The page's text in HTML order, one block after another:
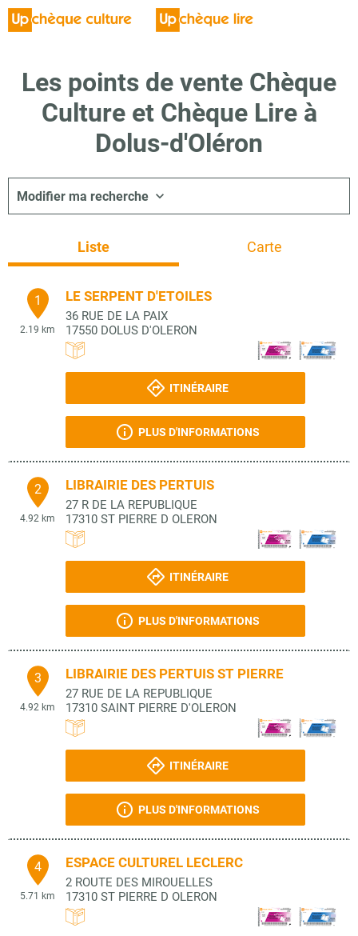
Les points de vente Chèque
Culture et Chèque Lire à
Dolus-d'Oléron
Modifier ma recherche
Liste Carte
1
2.19 km
LE SERPENT D'ETOILES
36 RUE DE LA PAIX
17550 DOLUS D'OLERON
ITINÉRAIRE
PLUS D'INFORMATIONS
2
4.92 km
LIBRAIRIE DES PERTUIS
27 R DE LA REPUBLIQUE
17310 ST PIERRE D OLERON
ITINÉRAIRE
PLUS D'INFORMATIONS
3
4.92 km
LIBRAIRIE DES PERTUIS ST PIERRE
27 RUE DE LA REPUBLIQUE
17310 SAINT PIERRE D'OLERON
ITINÉRAIRE
PLUS D'INFORMATIONS
4
5.71 km
ESPACE CULTUREL LECLERC
2 ROUTE DES MIROUELLES
17310 ST PIERRE D OLERON